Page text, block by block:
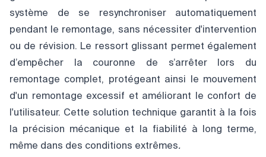
système de se resynchroniser automatiquement
pendant le remontage, sans nécessiter d'intervention
ou de révision. Le ressort glissant permet également
d’empêcher la couronne de s’arrêter lors du
remontage complet, protégeant ainsi le mouvement
d'un remontage excessif et améliorant le confort de
l'utilisateur. Cette solution technique garantit à la fois
la précision mécanique et la fiabilité à long terme,
même dans des conditions extrêmes.